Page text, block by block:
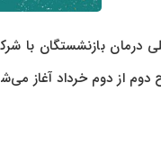
درمان بازنشستگان با